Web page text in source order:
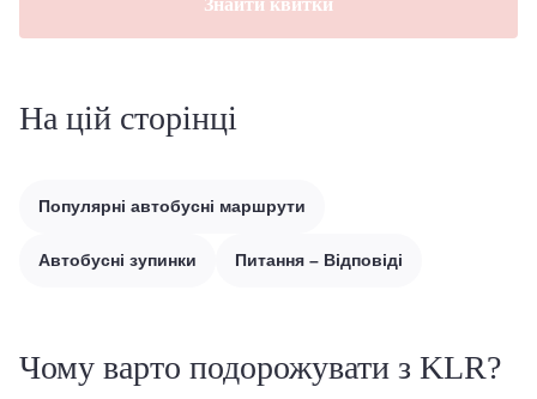
На цій сторінці
Популярні автобусні маршрути
Автобусні зупинки Питання – Відповіді
Чому варто подорожувати з KLR?